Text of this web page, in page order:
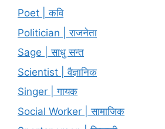
Poet | कवि
Politician | राजनेता
Sage | साधु सन्त
Scientist | वैज्ञानिक
Singer | गायक
Social Worker | सामाजिक